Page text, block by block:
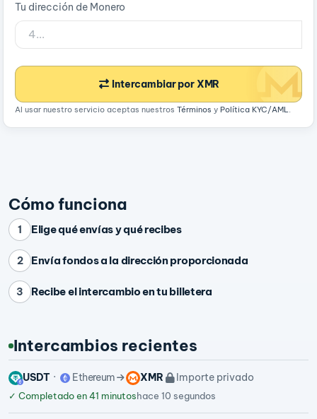
Tu dirección de Monero
Intercambiar por XMR
Al usar nuestro servicio aceptas nuestros Términos y Política KYC/AML.
Cómo funciona
1 Elige qué envías y qué recibes
2 Envía fondos a la dirección proporcionada
3 Recibe el intercambio en tu billetera
Intercambios recientes
USDT Ethereum XMR Importe privado
✓ Completado en 41 minutoshace 10 segundos